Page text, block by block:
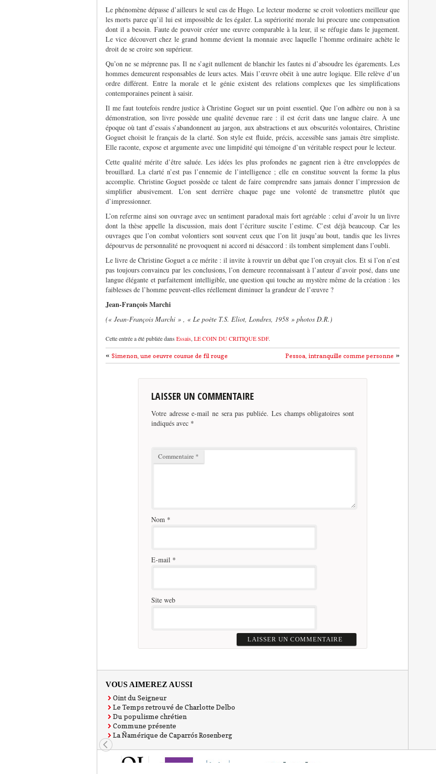
Le phénomène dépasse d’ailleurs le seul cas de Hugo. Le lecteur moderne se croit volontiers meilleur que
les morts parce qu’il lui est impossible de les égaler. La supériorité morale lui procure une compensation
dont il a besoin. Faute de pouvoir créer une œuvre comparable à la leur, il se réfugie dans le jugement.
Le vice découvert chez le grand homme devient la monnaie avec laquelle l’homme ordinaire achète le
droit de se croire son supérieur.
Qu’on ne se méprenne pas. Il ne s’agit nullement de blanchir les fautes ni d’absoudre les égarements. Les
hommes demeurent responsables de leurs actes. Mais l’œuvre obéit à une autre logique. Elle relève d’un
ordre différent. Entre la morale et le génie existent des relations complexes que les simplifications
contemporaines peinent à saisir.
Il me faut toutefois rendre justice à Christine Goguet sur un point essentiel. Que l’on adhère ou non à sa
démonstration, son livre possède une qualité devenue rare : il est écrit dans une langue claire. À une
époque où tant d’essais s’abandonnent au jargon, aux abstractions et aux obscurités volontaires, Christine
Goguet choisit le français de la clarté. Son style est fluide, précis, accessible sans jamais être simpliste.
Elle raconte, expose et argumente avec une limpidité qui témoigne d’un véritable respect pour le lecteur.
Cette qualité mérite d’être saluée. Les idées les plus profondes ne gagnent rien à être enveloppées de
brouillard. La clarté n’est pas l’ennemie de l’intelligence ; elle en constitue souvent la forme la plus
accomplie. Christine Goguet possède ce talent de faire comprendre sans jamais donner l’impression de
simplifier abusivement. L’on sent derrière chaque page une volonté de transmettre plutôt que
d’impressionner.
L’on referme ainsi son ouvrage avec un sentiment paradoxal mais fort agréable : celui d’avoir lu un livre
dont la thèse appelle la discussion, mais dont l’écriture suscite l’estime. C’est déjà beaucoup. Car les
ouvrages que l’on combat volontiers sont souvent ceux que l’on lit jusqu’au bout, tandis que les livres
dépourvus de personnalité ne provoquent ni accord ni désaccord : ils tombent simplement dans l’oubli.
Le livre de Christine Goguet a ce mérite : il invite à rouvrir un débat que l’on croyait clos. Et si l’on n’est
pas toujours convaincu par les conclusions, l’on demeure reconnaissant à l’auteur d’avoir posé, dans une
langue élégante et parfaitement intelligible, une question qui touche au mystère même de la création : les
faiblesses de l’homme peuvent-elles réellement diminuer la grandeur de l’œuvre ?
Jean-François Marchi
(« Jean-François Marchi » , « Le poète T.S. Eliot, Londres, 1958 » photos D.R.)
Cette entrée a été publiée dans Essais, LE COIN DU CRITIQUE SDF.
Pessoa, intranquille comme personne »
« Simenon, une oeuvre cousue de fil rouge
LAISSER UN COMMENTAIRE
Votre adresse e-mail ne sera pas publiée. Les champs obligatoires sont
indiqués avec *
Commentaire *
Nom *
E-mail *
Site web
VOUS AIMEREZ AUSSI
Oint du Seigneur
Le Temps retrouvé de Charlotte Delbo
Du populisme chrétien
Commune présente
La Ñamérique de Caparrós Rosenberg